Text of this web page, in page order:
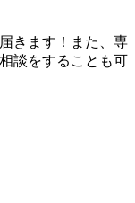
きます！また、専
談をすることも可